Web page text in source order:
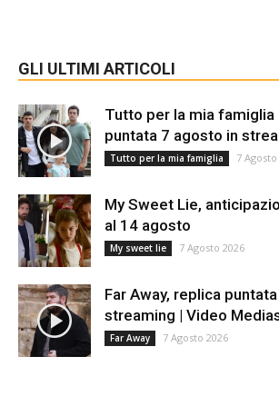
GLI ULTIMI ARTICOLI
Tutto per la mia famiglia
puntata 7 agosto in
Tutto per la mia famiglia 7
My Sweet Lie,
al 14 agosto
My sweet lie 7 Agosto 2026
Far Away, replica
streaming | Video
Far Away 7 Agosto 2026